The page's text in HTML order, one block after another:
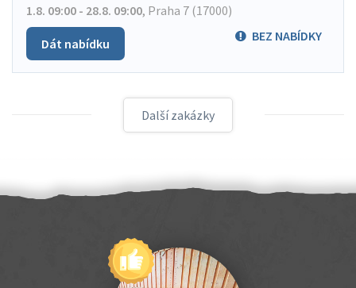
1.8. 09:00 - 28.8. 09:00, Praha 7 (17000)
BEZ NABÍDKY
Dát nabídku
Další zakázky